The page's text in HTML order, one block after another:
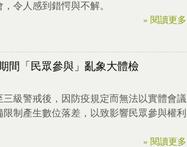
令人感到錯愕與不解。
» 閱讀更多
間「民眾參與」亂象大體檢
級警戒後，因防疫規定而無法以實體會議
制產生數位落差，以致影響民眾參與權利
» 閱讀更多